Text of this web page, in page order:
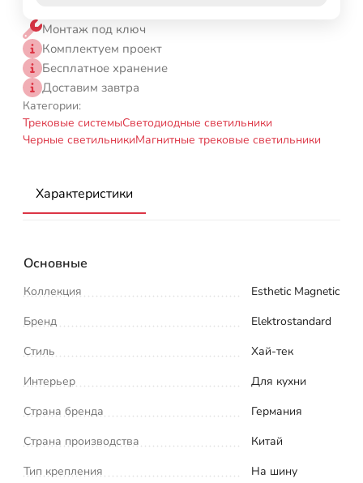
Монтаж под ключ
Комплектуем проект
Бесплатное хранение
Доставим завтра
Категории:
Трековые системыСветодиодные светильники
Черные светильникиМагнитные трековые светильники
Характеристики
Основные
Коллекция
Esthetic Magnetic
Бренд
Elektrostandard
Стиль
Хай-тек
Интерьер
Для кухни
Страна бренда
Германия
Страна производства
Китай
Тип крепления
На шину